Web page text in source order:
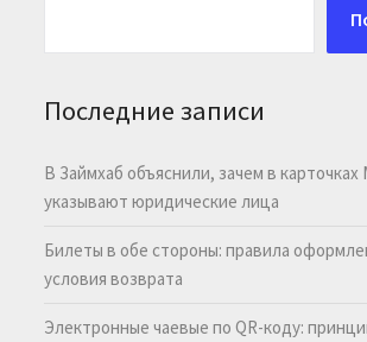
Последние записи
В Займхаб объяснили, зачем в
указывают юридические лица
Билеты в обе стороны: правила
условия возврата
Электронные чаевые по QR-коду: